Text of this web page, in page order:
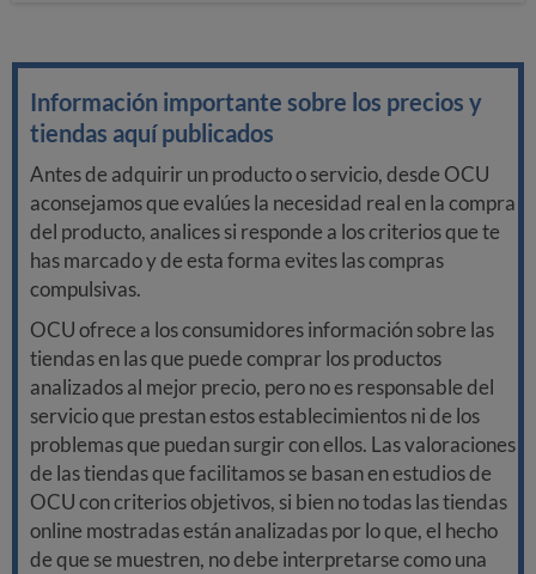
Información importante sobre los precios y
tiendas aquí publicados
Antes de adquirir un producto o servicio, desde OCU
aconsejamos que evalúes la necesidad real en la compra
del producto, analices si responde a los criterios que te
has marcado y de esta forma evites las compras
compulsivas.
OCU ofrece a los consumidores información sobre las
tiendas en las que puede comprar los productos
analizados al mejor precio, pero no es responsable del
servicio que prestan estos establecimientos ni de los
problemas que puedan surgir con ellos. Las valoraciones
de las tiendas que facilitamos se basan en estudios de
OCU con criterios objetivos, si bien no todas las tiendas
online mostradas están analizadas por lo que, el hecho
de que se muestren, no debe interpretarse como una